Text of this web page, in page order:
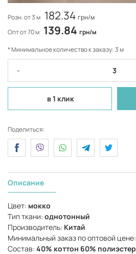
Розн. от 3 м 182.34 грн/м
Опт от 70 м 139.84 грн/м
* Минимальное количество к заказу: 3 м
-
в 1 клик
Поделиться:
Описание
Цвет: мокко
Тип ткани: однотонный
Производитель: Китай
Минимальный заказ по оптовой цене:
Состав: 40% коттон 60% полиэстер